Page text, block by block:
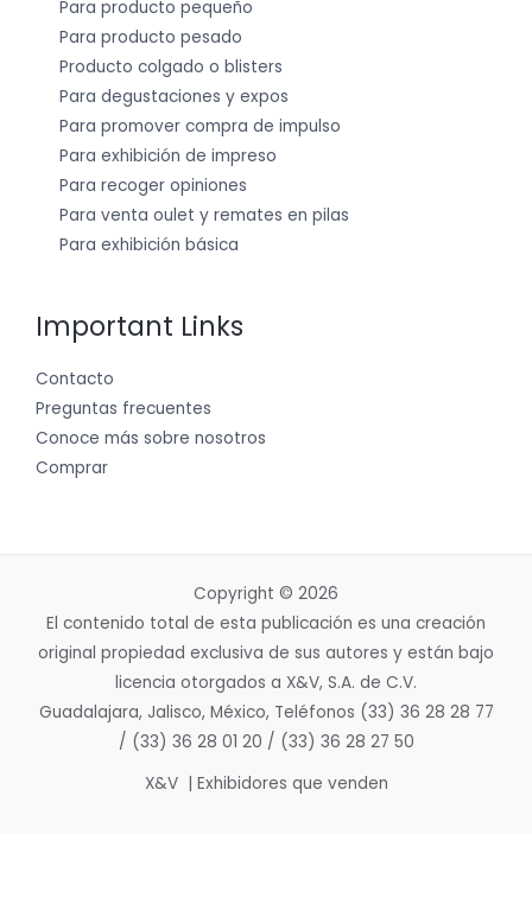
Para producto pequeño
Para producto pesado
Producto colgado o blisters
Para degustaciones y expos
Para promover compra de impulso
Para exhibición de impreso
Para recoger opiniones
Para venta oulet y remates en pilas
Para exhibición básica
Important Links
Contacto
Preguntas frecuentes
Conoce más sobre nosotros
Comprar
Copyright © 2026
El contenido total de esta publicación es una creación
original propiedad exclusiva de sus autores y están bajo
licencia otorgados a X&V, S.A. de C.V.
Guadalajara, Jalisco, México, Teléfonos (33) 36 28 28 77
/ (33) 36 28 01 20 / (33) 36 28 27 50
X&V | Exhibidores que venden